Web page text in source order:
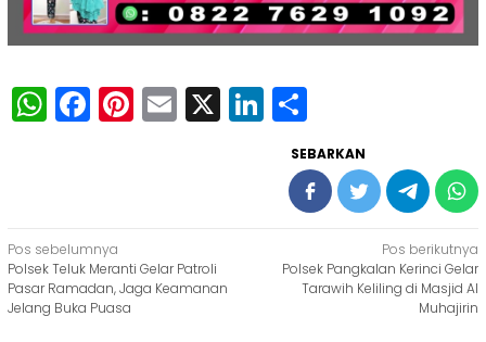
WhatsApp
Facebook
Pinterest
Email
X LinkedIn
SEBARKAN
Navigasi
pos
Pos sebelumnya
Polsek Teluk Meranti Gelar Patroli
Pasar Ramadan, Jaga Keamanan
Jelang Buka Puasa
Pos berikutnya
Polsek Pangkalan Kerinci Gelar
Tarawih Keliling di Masjid Al
Muhajirin